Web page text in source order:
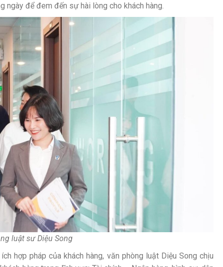
để đem đến sự hài lòng cho khách hàng.
luật sư Diệu Song
hợp pháp của khách hàng, văn phòng luật Diệu Song chịu